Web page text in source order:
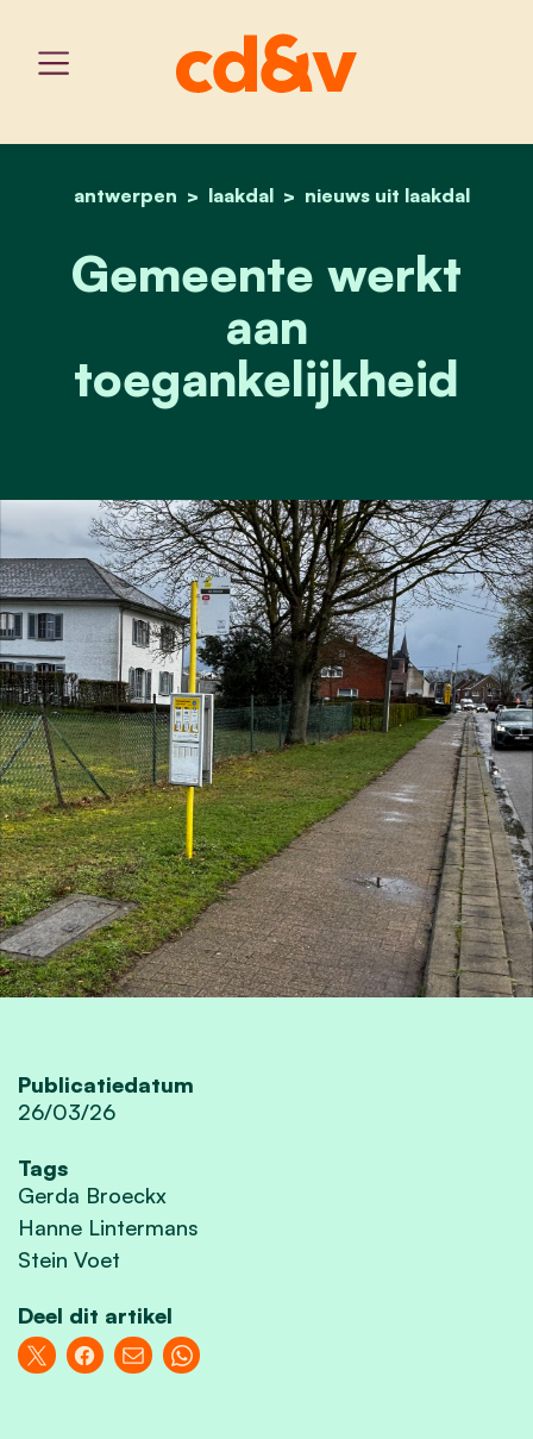
home
antwerpen laakdal nieuws uit laakdal
gemeente werkt aan
Gemeente werkt
aan
toegankelijkheid
Publicatiedatum
26/03/26
Tags
Gerda Broeckx
Hanne Lintermans
Stein Voet
Deel dit artikel